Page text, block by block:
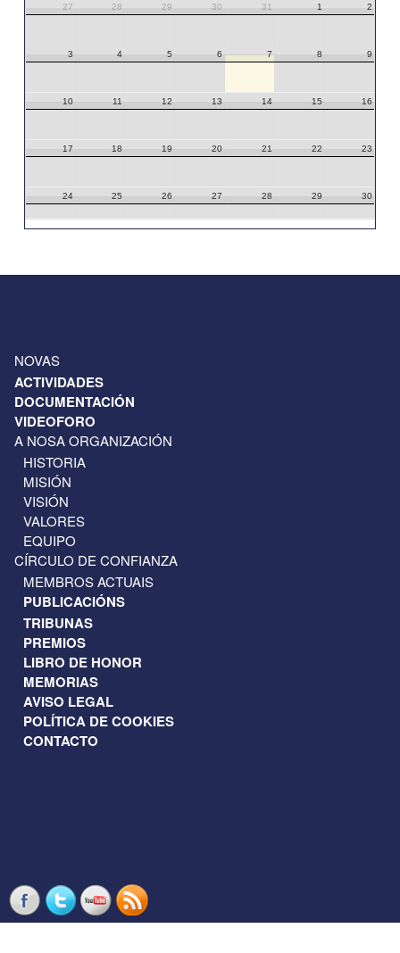
27 28 29 30 31 1 2
3 4 5 6 7 8 9
10 11 12 13 14 15 16
17 18 19 20 21 22 23
24 25 26 27 28 29 30
NOVAS
ACTIVIDADES
DOCUMENTACIÓN
VIDEOFORO
A NOSA ORGANIZACIÓN
HISTORIA
MISIÓN
VISIÓN
VALORES
EQUIPO
CÍRCULO DE CONFIANZA
MEMBROS ACTUAIS
PUBLICACIÓNS
TRIBUNAS
PREMIOS
LIBRO DE HONOR
MEMORIAS
AVISO LEGAL
POLÍTICA DE COOKIES
CONTACTO